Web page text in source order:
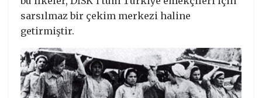
sarsılmaz bir çekim merkezi haline
getirmiştir.